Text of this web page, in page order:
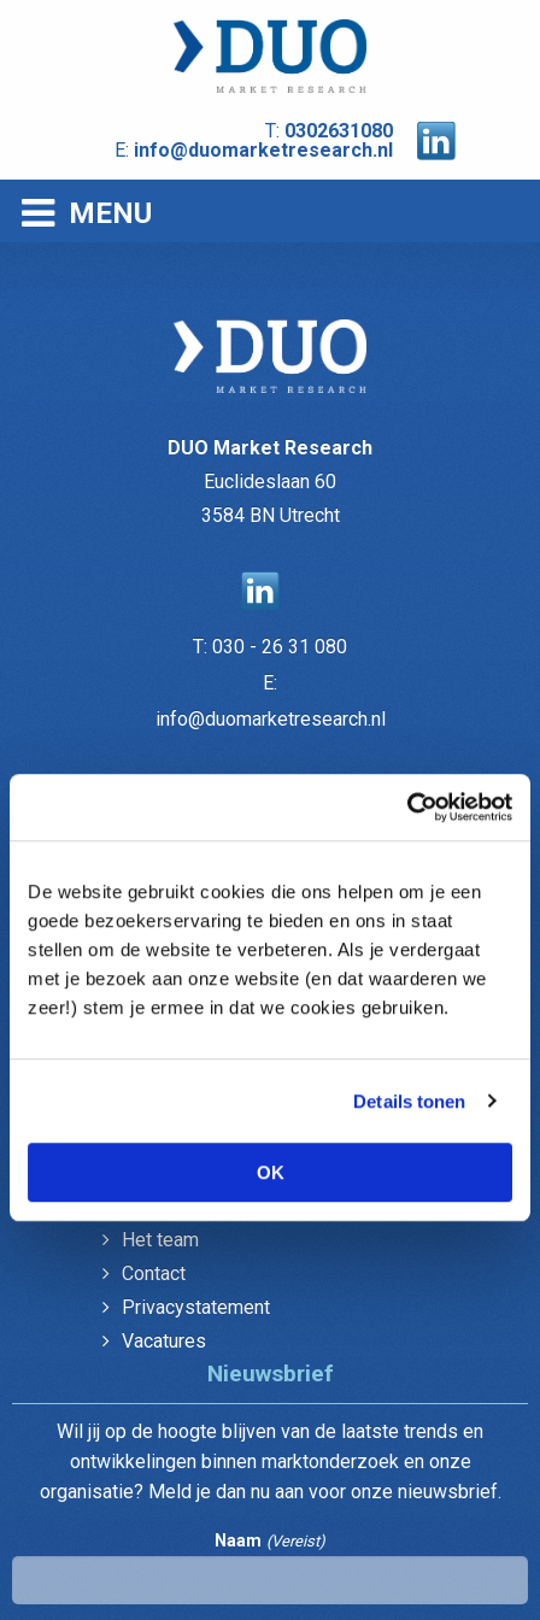
De website gebruikt cookies die ons helpen om je een
goede bezoekerservaring te bieden en ons in staat
stellen om de website te verbeteren. Als je verdergaat
met je bezoek aan onze website (en dat waarderen we
zeer!) stem je ermee in dat we cookies gebruiken.
Details tonen
OK
T: 0302631080
E: info@duomarketresearch.nl
MENU
DUO Market Research
Euclideslaan 60
3584 BN Utrecht
T: 030 - 26 31 080
E:
info@duomarketresearch.nl
Medewerkersonderzoek
Medewerkerstevredenheid (MTO)
Themaonderzoek
Communicatieonderzoek
Het team
Contact
Privacystatement
Vacatures
Nieuwsbrief
Wil jij op de hoogte blijven van de laatste trends en
ontwikkelingen binnen marktonderzoek en onze
organisatie? Meld je dan nu aan voor onze nieuwsbrief.
Naam (Vereist)